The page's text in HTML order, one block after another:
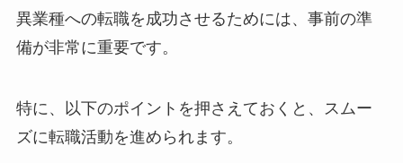
異業種への転職を成功させるためには、事前の準
備が非常に重要です。
特に、以下のポイントを押さえておくと、スムー
ズに転職活動を進められます。